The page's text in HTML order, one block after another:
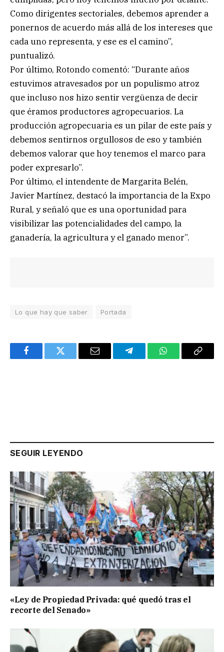
Como dirigentes sectoriales, debemos aprender a
ponernos de acuerdo más allá de los intereses que
cada uno representa, y ese es el camino”,
puntualizó.
Por último, Rotondo comentó: “Durante años
estuvimos atravesados por un populismo atroz
que incluso nos hizo sentir vergüenza de decir
que éramos productores agropecuarios. La
producción agropecuaria es un pilar de este país y
debemos sentirnos orgullosos de eso y también
debemos valorar que hoy tenemos el marco para
poder expresarlo”.
Por último, el intendente de Margarita Belén,
Javier Martínez, destacó la importancia de la Expo
Rural, y señaló que es una oportunidad para
visibilizar las potencialidades del campo, la
ganadería, la agricultura y el ganado menor”.
Lo que hay que saber Portada
FacebookTwitter Email TelegramWhatsAppCopy
SEGUIR LEYENDO
«Ley de Propiedad Privada: qué quedó tras el
recorte del Senado»